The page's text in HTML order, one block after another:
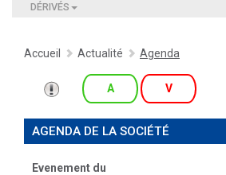
DÉRIVÉS
Accueil Actualité Agenda
A V
AGENDA DE LA SOCIÉTÉ
Evenement du